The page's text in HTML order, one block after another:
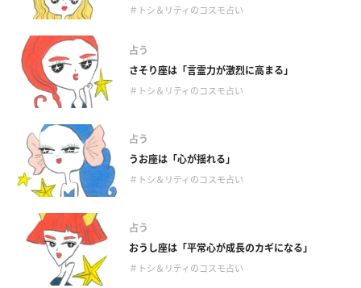
＃トシ＆リティのコスモ占い
占う
さそり座は「言霊力が激烈に高まる」
＃トシ＆リティのコスモ占い
占う
うお座は「心が揺れる」
＃トシ＆リティのコスモ占い
占う
おうし座は「平常心が成長のカギになる」
＃トシ＆リティのコスモ占い